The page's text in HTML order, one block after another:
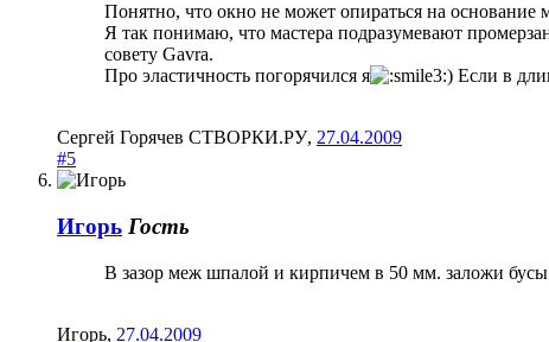
Понятно, что окно не может опираться на основание
Я так понимаю, что мастера подразумевают
совету Gavra.
Про эластичность погорячился я
) Если в
Сергей Горячев СТВОРКИ.РУ, 27.04.2009
#5
Игорь Гость
В зазор меж шпалой и кирпичем в 50 мм. заложи
Игорь, 27.04.2009